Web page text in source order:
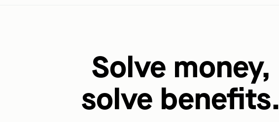
Solve money,
solve benefits.